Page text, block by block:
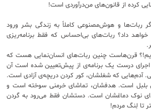
کرده از قانون‌‌های من‌درآوردی است!
ربات‌ها و هوش‌مصنوعی کاملاً به زندگی بشر ورود
داد؟ ربات‌های بی‌احساس که فقط برنامه‌ریزی
قرن‌هاست چنین ربات‌های انسان‌نمایی هست که
اجرای درست یک برنامه‌ی از پیش‌تعیین شده است آن
که شغلشان، کور کردن دریچه‌ی آزادی است.
بلبل است. هدفشان، تماشای خرمنی سوخته است و
نوک دماغشان است. دستشان فقط می‌رود به گردن
تا لِنگ مردم!